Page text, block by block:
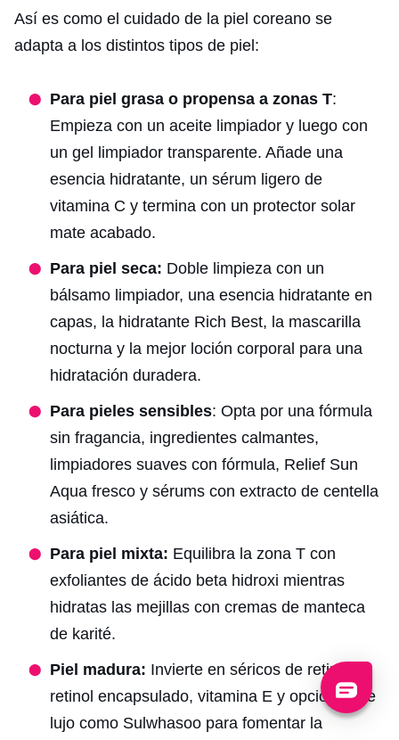
Así es como el cuidado de la piel coreano se
adapta a los distintos tipos de piel:
Para piel grasa o propensa a zonas T:
Empieza con un aceite limpiador y luego con
un gel limpiador transparente. Añade una
esencia hidratante, un sérum ligero de
vitamina C y termina con un protector solar
mate acabado.
Para piel seca: Doble limpieza con un
bálsamo limpiador, una esencia hidratante en
capas, la hidratante Rich Best, la mascarilla
nocturna y la mejor loción corporal para una
hidratación duradera.
Para pieles sensibles: Opta por una fórmula
sin fragancia, ingredientes calmantes,
limpiadores suaves con fórmula, Relief Sun
Aqua fresco y sérums con extracto de centella
asiática.
Para piel mixta: Equilibra la zona T con
exfoliantes de ácido beta hidroxi mientras
hidratas las mejillas con cremas de manteca
de karité.
Piel madura: Invierte en séricos de retinol,
retinol encapsulado, vitamina E y opciones de
lujo como Sulwhasoo para fomentar la